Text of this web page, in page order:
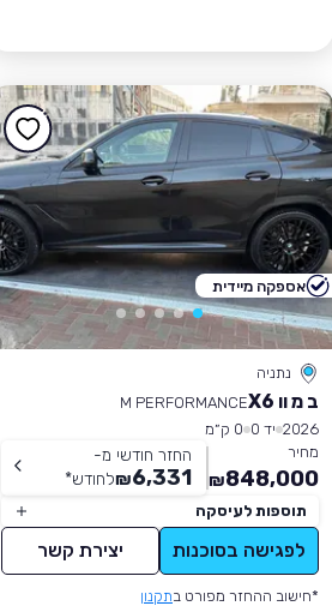
נתניה
ב מ וו X6
M PERFORMANCE
2026 יד 0
0 ק״מ
מחיר
848,000
₪
החזר חודשי מ-
6,331
₪לחודש*
תוספות לעיסקה
לפגישה בסוכנות יצירת קשר
*חישוב ההחזר מפורט בתקנון
אספקה מיידית